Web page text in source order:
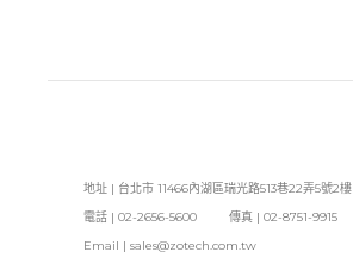
地址 | 台北市 11466內湖區瑞光路513巷22弄5號2樓
電話 | 02-2656-5600 傳真 | 02-8751-9915
Email | sales@zotech.com.tw